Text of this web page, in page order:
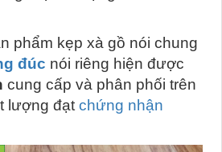
phẩm kẹp xà gồ nói chung
đúc nói riêng hiện được
cung cấp và phân phối trên
lượng đạt chứng nhận